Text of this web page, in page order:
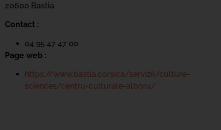
20600 Bastia
Contact :
04 95 47 47 00
Page web :
https://www.bastia.corsica/servizii/culture-
sciences/centru-culturale-alboru/